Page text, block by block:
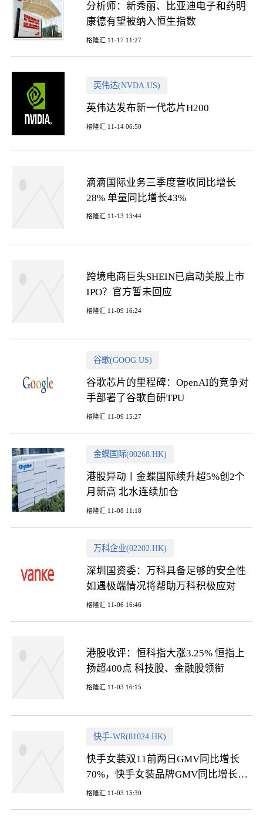
分析师：新秀丽、比亚迪电子和药明
康德有望被纳入恒生指数
格隆汇 11-17 11:27
英伟达(NVDA.US)
英伟达发布新一代芯片H200
格隆汇 11-14 06:50
滴滴国际业务三季度营收同比增长
28% 单量同比增长43%
格隆汇 11-13 13:44
跨境电商巨头SHEIN已启动美股上市
IPO？官方暂未回应
格隆汇 11-09 16:24
谷歌(GOOG.US)
谷歌芯片的里程碑：OpenAI的竞争对
手部署了谷歌自研TPU
格隆汇 11-09 15:27
金蝶国际(00268.HK)
港股异动丨金蝶国际续升超5%创2个
月新高 北水连续加仓
格隆汇 11-08 11:18
万科企业(02202.HK)
深圳国资委：万科具备足够的安全性
如遇极端情况将帮助万科积极应对
格隆汇 11-06 16:46
港股收评：恒科指大涨3.25% 恒指上
扬超400点 科技股、金融股领衔
格隆汇 11-03 16:15
快手-WR(81024.HK)
快手女装双11前两日GMV同比增长
70%，快手女装品牌GMV同比增长超
300%
格隆汇 11-03 15:30